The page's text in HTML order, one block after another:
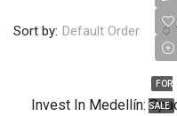
Sort by: Default Order
FOR
SALE